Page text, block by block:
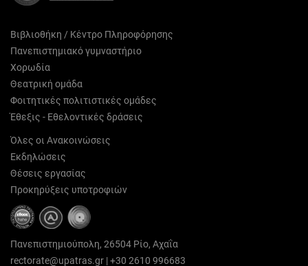
Βιβλιοθήκη / Κέντρο Πληροφόρησης
Πανεπιστημιακό γυμναστήριο
Χορωδία
Θεατρική ομάδα
Φοιτητικές πολιτιστικές ομάδες
Έθεξις - Εθελοντικές δράσεις
Όλες οι Ανακοινώσεις
Εκδηλώσεις
Θέσεις εργασίας
Προκηρύξεις υποτροφιών
Πανεπιστημιούπολη, 26504 Ρίο, Αχαΐα
rectorate@upatras.gr |+30 2610 996683